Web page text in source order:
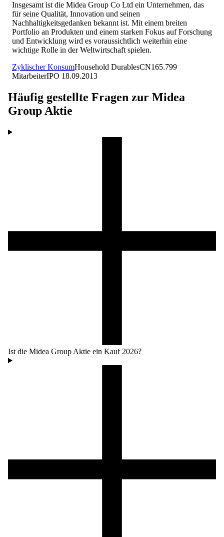
Insgesamt ist die Midea Group Co Ltd ein Unternehmen, das
für seine Qualität, Innovation und seinen
Nachhaltigkeitsgedanken bekannt ist. Mit einem breiten
Portfolio an Produkten und einem starken Fokus auf Forschung
und Entwicklung wird es voraussichtlich weiterhin eine
wichtige Rolle in der Weltwirtschaft spielen.
Zyklischer KonsumHousehold DurablesCN165.799
MitarbeiterIPO 18.09.2013
Häufig gestellte Fragen zur Midea
Group Aktie
Ist die Midea Group Aktie ein Kauf 2026?